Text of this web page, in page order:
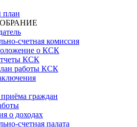
план
счетная комиссия
о КСК
КСК
работы КСК
граждан
о доходах
счетная палата